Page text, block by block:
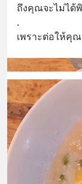
ถึงคุณจะไม่ได้
.
เพราะต่อให้คุ